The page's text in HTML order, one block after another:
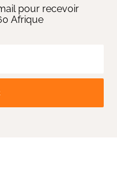
pour recevoir
Afrique